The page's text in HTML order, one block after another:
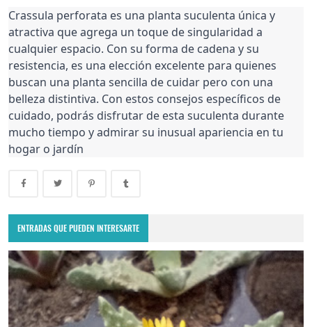
Crassula perforata es una planta suculenta única y
atractiva que agrega un toque de singularidad a
cualquier espacio. Con su forma de cadena y su
resistencia, es una elección excelente para quienes
buscan una planta sencilla de cuidar pero con una
belleza distintiva. Con estos consejos específicos de
cuidado, podrás disfrutar de esta suculenta durante
mucho tiempo y admirar su inusual apariencia en tu
hogar o jardín
ENTRADAS QUE PUEDEN INTERESARTE